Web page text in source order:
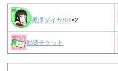
黒澤ダイヤSR×2
勧誘チケット